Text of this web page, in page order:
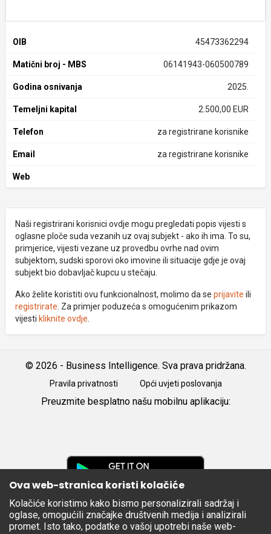
OIB 45473362294
Matični broj - MBS 06141943-060500789
Godina osnivanja 2025.
Temeljni kapital 2.500,00 EUR
Telefon za registrirane korisnike
Email za registrirane korisnike
Web
Naši registrirani korisnici ovdje mogu pregledati popis vijesti s
oglasne ploče suda vezanih uz ovaj subjekt - ako ih ima. To su,
primjerice, vijesti vezane uz provedbu ovrhe nad ovim
subjektom, sudski sporovi oko imovine ili situacije gdje je ovaj
subjekt bio dobavljač kupcu u stečaju.
Ako želite koristiti ovu funkcionalnost, molimo da se prijavite ili
registrirate . Za primjer poduzeća s omogućenim prikazom
vijesti kliknite ovdje
© 2026 - Business Intelligence. Sva prava pridržana.
Pravila privatnosti Opći uvjeti poslovanja
Preuzmite besplatno našu mobilnu aplikaciju:
Apple
Store
Ova web-stranica koristi kolačiće
Kolačiće koristimo kako bismo personalizirali sadržaj i
oglase, omogućili značajke društvenih medija i analizirali
promet. Isto tako, podatke o vašoj upotrebi naše web-